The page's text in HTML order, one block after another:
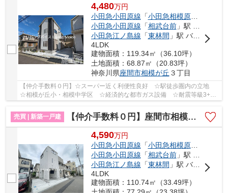
4,480万円
小田急小田原線 「小田急相模原」駅 徒歩
小田急小田原線 「相武台前」駅 徒歩24分
小田急江ノ島線 「東林間 」駅 バス4分 「相模台」 停歩5分
4LDK
建物面積：119.34㎡（36.10坪）
土地面積：68.87㎡（20.83坪）
神奈川県座間市相模が丘 ３丁目
【仲介手数料０円】☆スーパー近く利便性良好 ☆駅徒歩圏内の立地
☆相模が丘小・相模中学区 ☆経済的な都市ガス設備 ☆耐震等級3+制
売買 | 新築一戸建
【仲介手数料０円】座間市相模が丘3丁目 新築一戸建て
4,590万円
小田急小田原線 「小田急相模原」駅 徒歩
小田急小田原線 「相武台前」駅 徒歩25分
小田急江ノ島線 「東林間 」駅 バス4分 「相模台」 停歩5分
4LDK
建物面積：110.74㎡（33.49坪）